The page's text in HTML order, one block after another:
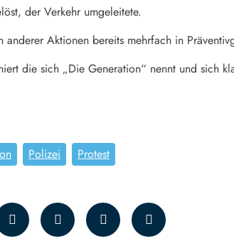
der Verkehr umgeleitete.
Aktionen bereits mehrfach in
die sich „Die Generation“ nennt und sich
Polizei Protest